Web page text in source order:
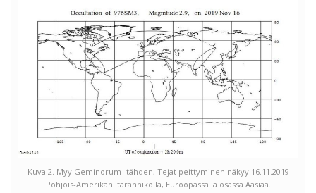
Kuva 2. Myy Geminorum -tähden, Tejat peittyminen näkyy 16.11.2019
Pohjois-Amerikan itärannikolla, Euroopassa ja osassa Aasiaa.